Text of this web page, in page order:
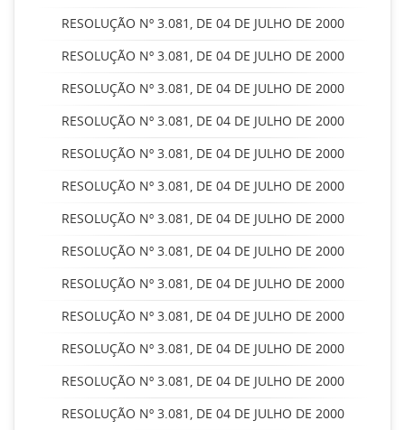
RESOLUÇÃO Nº 3.081, DE 04 DE JULHO DE 2000
RESOLUÇÃO Nº 3.081, DE 04 DE JULHO DE 2000
RESOLUÇÃO Nº 3.081, DE 04 DE JULHO DE 2000
RESOLUÇÃO Nº 3.081, DE 04 DE JULHO DE 2000
RESOLUÇÃO Nº 3.081, DE 04 DE JULHO DE 2000
RESOLUÇÃO Nº 3.081, DE 04 DE JULHO DE 2000
RESOLUÇÃO Nº 3.081, DE 04 DE JULHO DE 2000
RESOLUÇÃO Nº 3.081, DE 04 DE JULHO DE 2000
RESOLUÇÃO Nº 3.081, DE 04 DE JULHO DE 2000
RESOLUÇÃO Nº 3.081, DE 04 DE JULHO DE 2000
RESOLUÇÃO Nº 3.081, DE 04 DE JULHO DE 2000
RESOLUÇÃO Nº 3.081, DE 04 DE JULHO DE 2000
RESOLUÇÃO Nº 3.081, DE 04 DE JULHO DE 2000